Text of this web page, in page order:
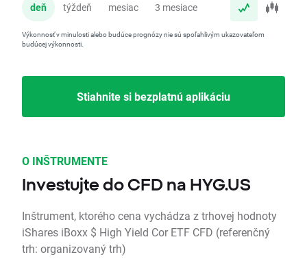
deň týždeň mesiac 3 mesiace
Výkonnosť v minulosti alebo budúce prognózy nie sú spoľahlivým ukazovateľom
budúcej výkonnosti.
Stiahnite si bezplatnú aplikáciu
O INŠTRUMENTE
Investujte do CFD na HYG.US
Inštrument, ktorého cena vychádza z trhovej hodnoty
iShares iBoxx $ High Yield Cor ETF CFD (referenčný
trh: organizovaný trh)